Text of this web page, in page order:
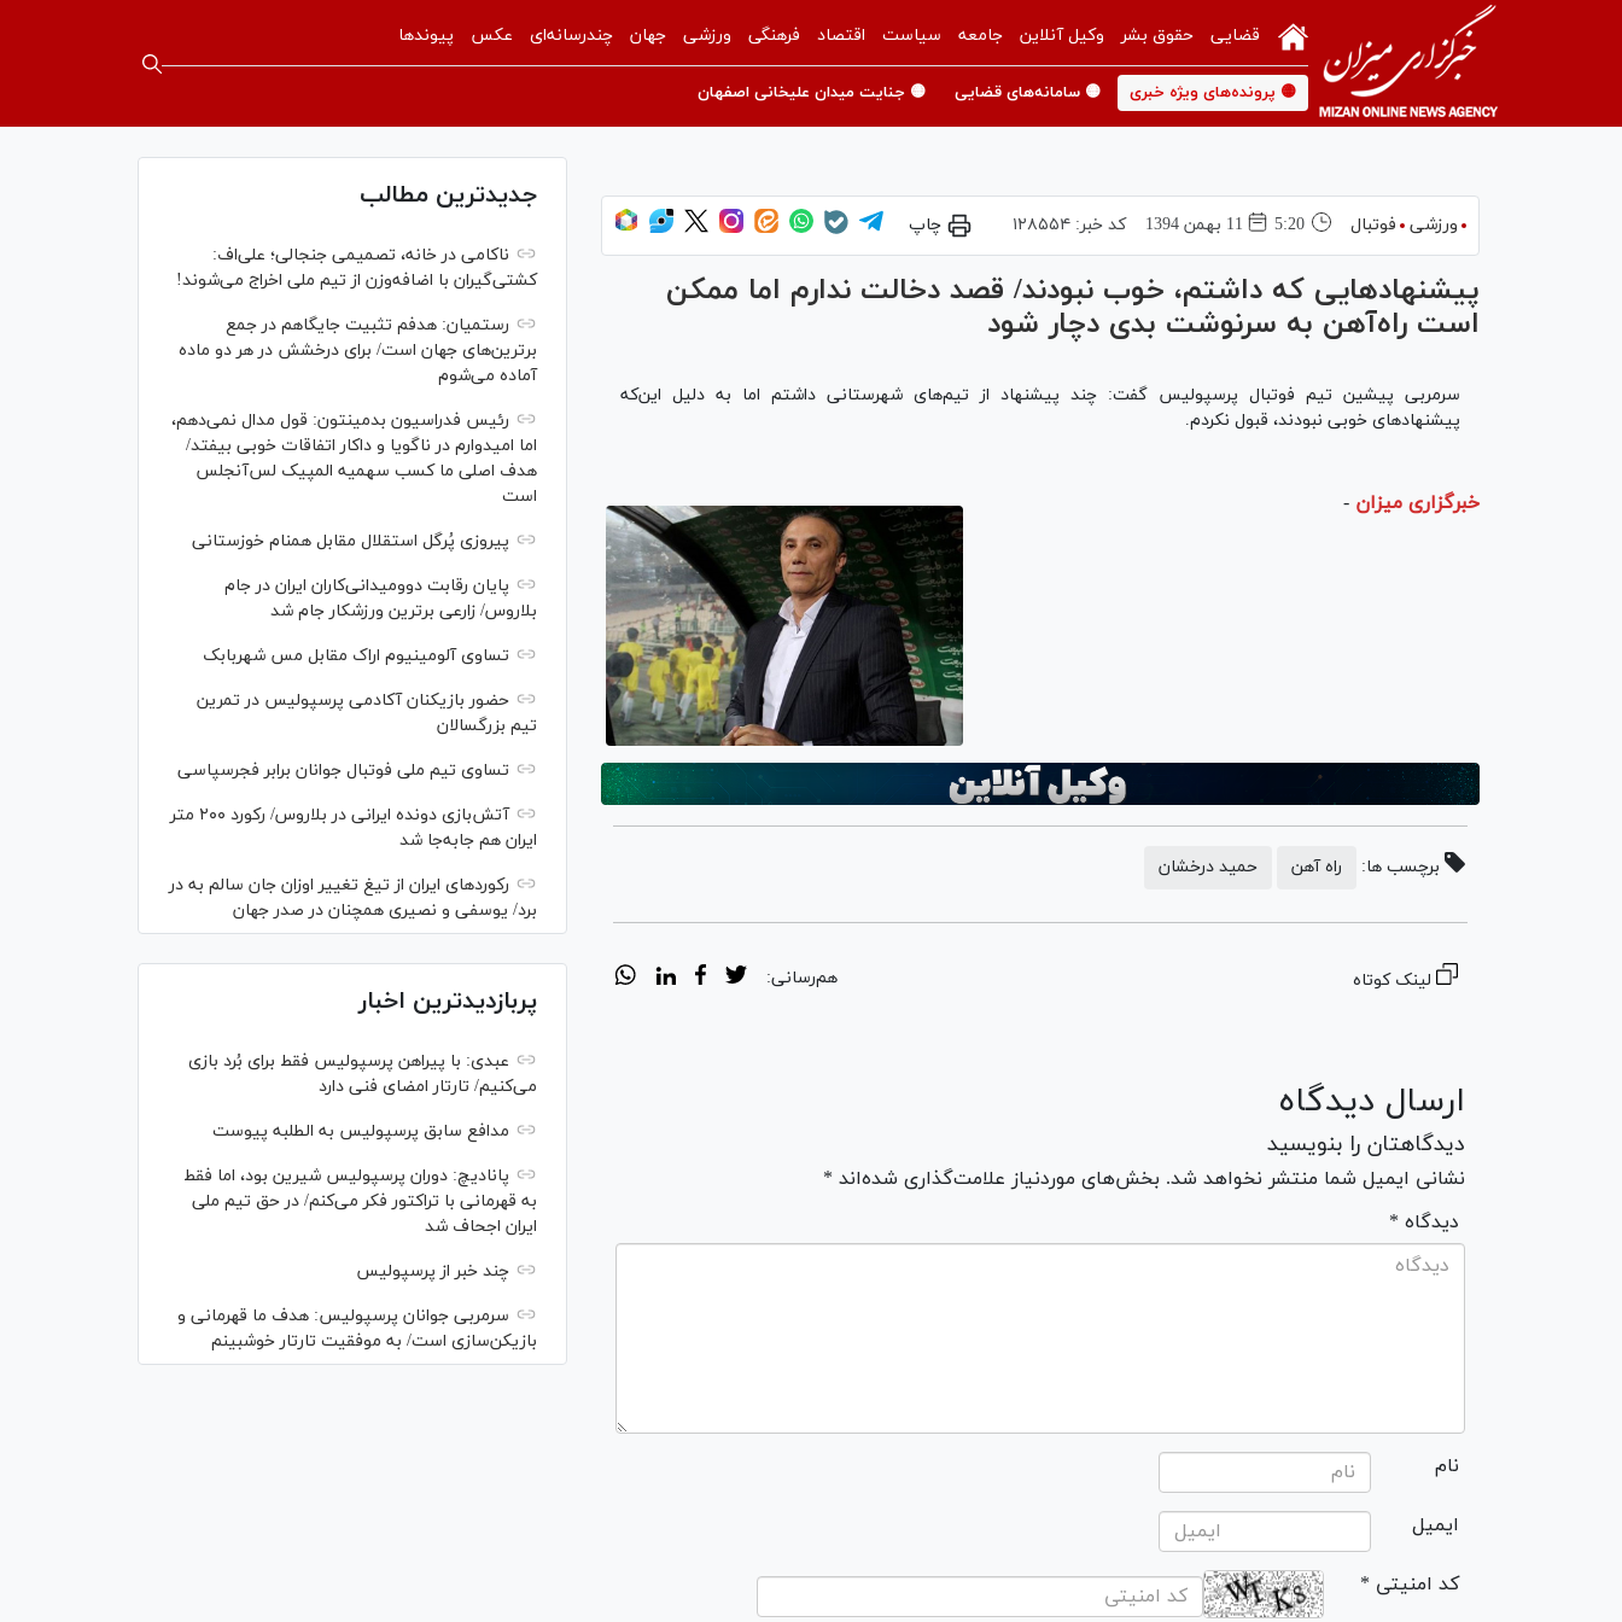
قضایی حقوق بشر وکیل آنلاین جامعه سیاست اقتصاد فرهنگی ورزشی جهان چندرسانه‌ای عکس پیوندها
🟡 پرونده‌های ویژه خبری 🟡 سامانه‌های قضایی 🟡 جنایت میدان علیخانی اصفهان
ورزشی فوتبال 5:20 11 بهمن 1394 کد خبر:۱۲۸۵۵۴ چاپ
پیشنهادهایی که داشتم، خوب نبودند/ قصد دخالت ندارم اما ممکن
است راه‌آهن به سرنوشت بدی دچار شود
سرمربی پیشین تیم فوتبال پرسپولیس گفت: چند پیشنهاد از تیم‌های شهرستانی داشتم اما به دلیل این‌که
پیشنهادهای خوبی نبودند، قبول نکردم.
خبرگزاری میزان -
برچسب ها: راه آهن حمید درخشان
لینک کوتاه هم‌رسانی:
ارسال دیدگاه
دیدگاهتان را بنویسید
نشانی ایمیل شما منتشر نخواهد شد. بخش‌های موردنیاز علامت‌گذاری شده‌اند *
* دیدگاه
نام
ایمیل
* کد امنیتی
جدیدترین مطالب
ناکامی در خانه، تصمیمی جنجالی؛ علی‌اف:
کشتی‌گیران با اضافه‌وزن از تیم ملی اخراج می‌شوند!
رستمیان: هدفم تثبیت جایگاهم در جمع
برترین‌های جهان است/ برای درخشش در هر دو ماده
آماده می‌شوم
رئیس فدراسیون بدمینتون: قول مدال نمی‌دهم،
اما امیدوارم در ناگویا و داکار اتفاقات خوبی بیفتد/
هدف اصلی ما کسب سهمیه المپیک لس‌آنجلس
است
پیروزی پُرگل استقلال مقابل همنام خوزستانی
پایان رقابت دوومیدانی‌کاران ایران در جام
بلاروس/ زارعی برترین ورزشکار جام شد
تساوی آلومینیوم اراک مقابل مس شهربابک
حضور بازیکنان آکادمی پرسپولیس در تمرین
تیم بزرگسالان
تساوی تیم ملی فوتبال جوانان برابر فجرسپاسی
آتش‌بازی دونده ایرانی در بلاروس/ رکورد ۲۰۰ متر
ایران هم جابه‌جا شد
رکورد‌های ایران از تیغ تغییر اوزان جان سالم به در
برد/ یوسفی و نصیری همچنان در صدر جهان
پربازدیدترین اخبار
عبدی: با پیراهن پرسپولیس فقط برای بُرد بازی
می‌کنیم/ تارتار امضای فنی دارد
مدافع سابق پرسپولیس به الطلبه پیوست
پانادیچ: دوران پرسپولیس شیرین بود، اما فقط
به قهرمانی با تراکتور فکر می‌کنم/ در حق تیم ملی
ایران اجحاف شد
چند خبر از پرسپولیس
سرمربی جوانان پرسپولیس: هدف ما قهرمانی و
بازیکن‌سازی است/ به موفقیت تارتار خوشبینم